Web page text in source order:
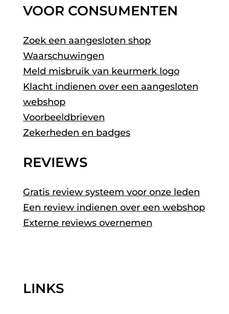
VOOR CONSUMENTEN
Zoek een aangesloten shop
Waarschuwingen
Meld misbruik van keurmerk logo
Klacht indienen over een aangesloten
webshop
Voorbeeldbrieven
Zekerheden en badges
REVIEWS
Gratis review systeem voor onze leden
Een review indienen over een webshop
Externe reviews overnemen
LINKS